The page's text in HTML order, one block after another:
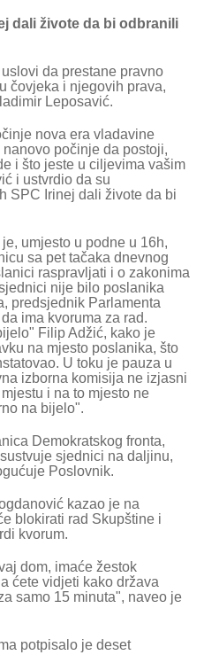
dali živote da bi odbranili
da prestane pravno
čovjeka i njegovih prava,
Leposavić.
nova era vladavine
počinje da postoji,
i što jeste u ciljevima vašim
i ustvrdio da su
SPC Irinej dali živote da bi
umjesto u podne u 16h,
sa pet tačaka dnevnog
raspravljati i o zakonima
nije bilo poslanika
predsjednik Parlamenta
ima kvoruma za rad.
Filip Adžić, kako je
na mjesto poslanika, što
U toku je pauza u
izborna komisija ne izjasni
i na to mjesto ne
na bijelo".
Demokratskog fronta,
sjednici na daljinu,
Poslovnik.
kazao je na
blokirati rad Skupštine i
kvorum.
dom, imaće žestok
ćete vidjeti kako država
samo 15 minuta", naveo je
potpisalo je deset